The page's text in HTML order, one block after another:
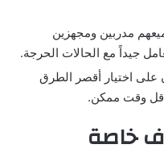
مدربين ومجهزين
جيداً مع الحالات الحرجة.
اختيار أقصر الطرق
وقت ممكن.
خاصة